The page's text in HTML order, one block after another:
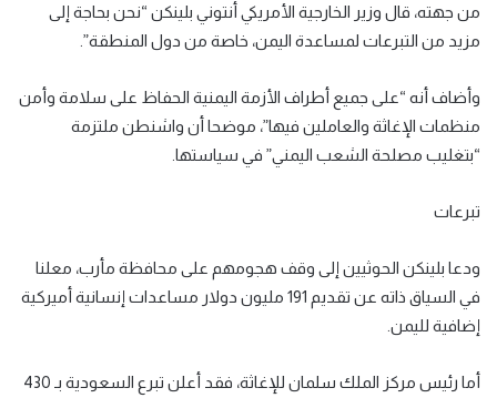
من جهته، قال وزير الخارجية الأمريكي أنتوني بلينكن “نحن بحاجة إلى
مزيد من التبرعات لمساعدة اليمن، خاصة من دول المنطقة”.
وأضاف أنه “على جميع أطراف الأزمة اليمنية الحفاظ على سلامة وأمن
منظمات الإغاثة والعاملين فيها”، موضحا أن واشنطن ملتزمة
“بتغليب مصلحة الشعب اليمني” في سياستها.
تبرعات
ودعا بلينكن الحوثيين إلى وقف هجومهم على محافظة مأرب، معلنا
في السياق ذاته عن تقديم 191 مليون دولار مساعدات إنسانية أميركية
إضافية لليمن.
أما رئيس مركز الملك سلمان للإغاثة، فقد أعلن تبرع السعودية بـ 430